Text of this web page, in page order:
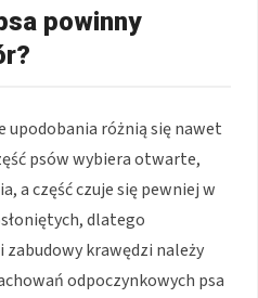
powinny
upodobania różnią się nawet
psów wybiera otwarte,
a część czuje się pewniej w
dlatego
krawędzi należy
odpoczynkowych psa